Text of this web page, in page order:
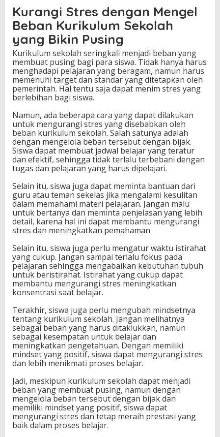
Kurangi Stres dengan Mengel
Beban Kurikulum Sekolah
yang Bikin Pusing
Kurikulum sekolah seringkali menjadi beban yang
membuat pusing bagi para siswa. Tidak hanya harus
menghadapi pelajaran yang beragam, namun harus
memenuhi target dan standar yang ditetapkan oleh
pemerintah. Hal tentu saja dapat menim stres yang
berlebihan bagi siswa.
Namun, ada beberapa cara yang dapat dilakukan
untuk mengurangi stres yang disebabkan oleh
beban kurikulum sekolah. Salah satunya adalah
dengan mengelola beban tersebut dengan bijak.
Siswa dapat membuat jadwal belajar yang teratur
dan efektif, sehingga tidak terlalu terbebani dengan
tugas dan pelajaran yang harus dipelajari.
Selain itu, siswa juga dapat meminta bantuan dari
guru atau teman sekelas jika mengalami kesulitan
dalam memahami materi pelajaran. Jangan malu
untuk bertanya dan meminta penjelasan yang lebih
detail, karena hal ini dapat membantu mengurangi
stres dan meningkatkan pemahaman.
Selain itu, siswa juga perlu mengatur waktu istirahat
yang cukup. Jangan sampai terlalu fokus pada
pelajaran sehingga mengabaikan kebutuhan tubuh
untuk beristirahat. Istirahat yang cukup dapat
membantu mengurangi stres meningkatkan
konsentrasi saat belajar.
Terakhir, siswa juga perlu mengubah mindsetnya
tentang kurikulum sekolah. Jangan melihatnya
sebagai beban yang harus ditaklukkan, namun
sebagai kesempatan untuk belajar dan
meningkatkan pengetahuan. Dengan memiliki
mindset yang positif, siswa dapat mengurangi stres
dan lebih menikmati proses belajar.
Jadi, meskipun kurikulum sekolah dapat menjadi
beban yang membuat pusing, namun dengan
mengelola beban tersebut dengan bijak dan
memiliki mindset yang positif, siswa dapat
mengurangi stres dan tetap meraih prestasi yang
baik dalam proses belajar.